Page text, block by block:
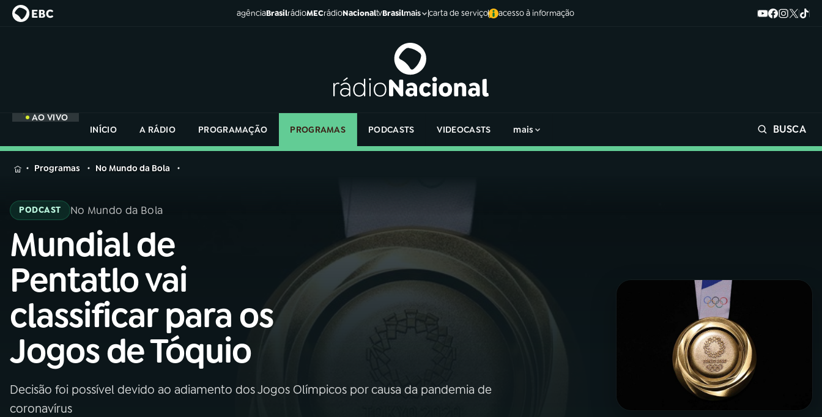
agênciaBrasilrádioMECrádioNacionaltvBrasilmais carta de serviço acesso à informação
AO VIVO
INÍCIO
A RÁDIO PROGRAMAÇÃO PROGRAMAS PODCASTS VIDEOCASTS mais BUSCA
MENU
Buscar
na
Rádio
Nacional
AO VIVO
01INÍCIO
02A RÁDIO
03PROGRAMAÇÃO
na
Rádio
Programas No Mundo da Bola
PODCAST No Mundo da Bola
Mundial de
Pentatlo vai
classificar para os
Jogos de Tóquio
Decisão foi possível devido ao adiamento dos Jogos Olímpicos por causa da pandemia de
coronavírus